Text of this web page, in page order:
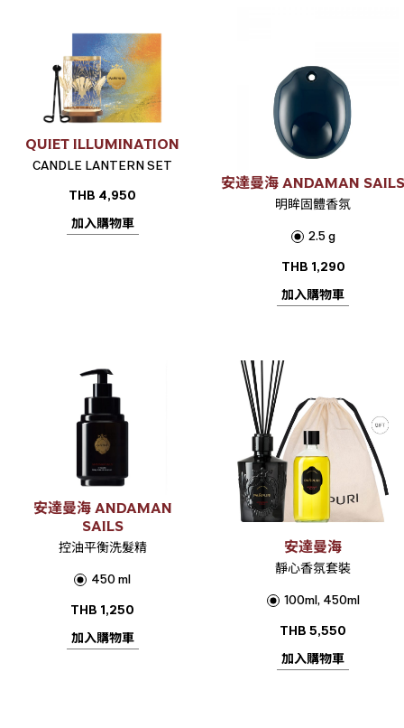
QUIET ILLUMINATION
CANDLE LANTERN SET
THB 4,950
加入購物車
安達曼海 ANDAMAN SAILS
明眸固體香氛
2.5 g
THB 1,290
加入購物車
安達曼海 ANDAMAN
SAILS
控油平衡洗髮精
450 ml
THB 1,250
加入購物車
安達曼海
靜心香氛套裝
100ml, 450ml
THB5,550
加入購物車